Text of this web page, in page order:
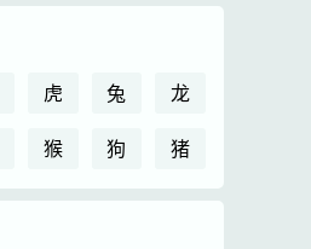
虎 兔
龙
猴 狗 猪